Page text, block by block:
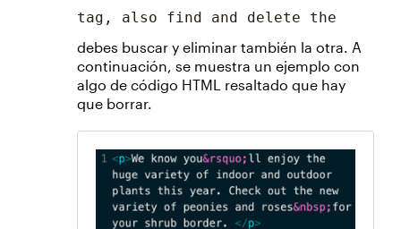
tag, also find and delete the
debes buscar y eliminar también la otra. A
continuación, se muestra un ejemplo con
algo de código HTML resaltado que hay
que borrar.